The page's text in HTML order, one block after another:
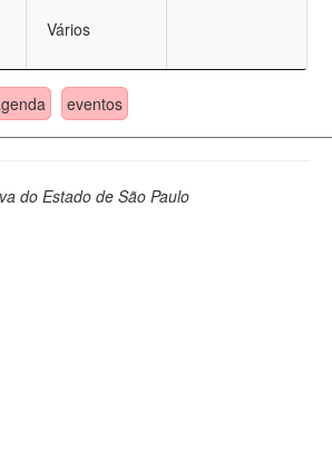
Vários
eventos
do Estado de São Paulo